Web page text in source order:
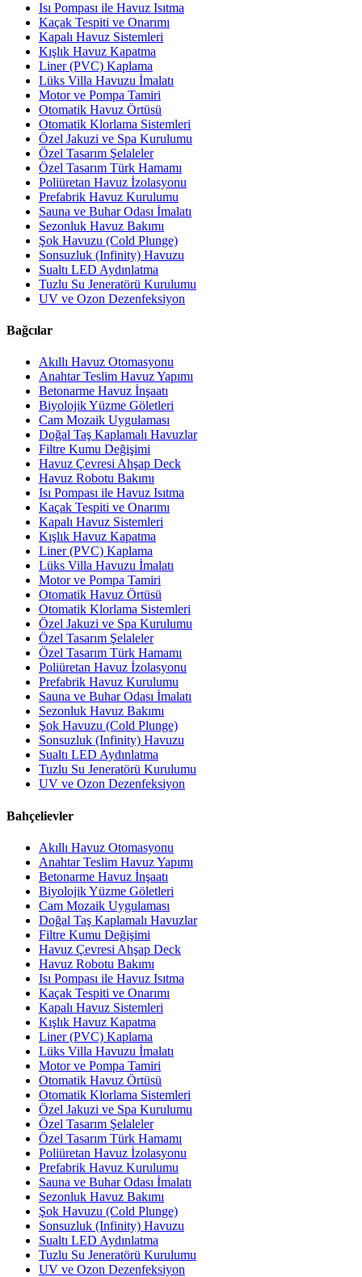
Isı Pompası ile Havuz Isıtma
Kaçak Tespiti ve Onarımı
Kapalı Havuz Sistemleri
Kışlık Havuz Kapatma
Liner (PVC) Kaplama
Lüks Villa Havuzu İmalatı
Motor ve Pompa Tamiri
Otomatik Havuz Örtüsü
Otomatik Klorlama Sistemleri
Özel Jakuzi ve Spa Kurulumu
Özel Tasarım Şelaleler
Özel Tasarım Türk Hamamı
Poliüretan Havuz İzolasyonu
Prefabrik Havuz Kurulumu
Sauna ve Buhar Odası İmalatı
Sezonluk Havuz Bakımı
Şok Havuzu (Cold Plunge)
Sonsuzluk (Infinity) Havuzu
Sualtı LED Aydınlatma
Tuzlu Su Jeneratörü Kurulumu
UV ve Ozon Dezenfeksiyon
Bağcılar
Akıllı Havuz Otomasyonu
Anahtar Teslim Havuz Yapımı
Betonarme Havuz İnşaatı
Biyolojik Yüzme Göletleri
Cam Mozaik Uygulaması
Doğal Taş Kaplamalı Havuzlar
Filtre Kumu Değişimi
Havuz Çevresi Ahşap Deck
Havuz Robotu Bakımı
Isı Pompası ile Havuz Isıtma
Kaçak Tespiti ve Onarımı
Kapalı Havuz Sistemleri
Kışlık Havuz Kapatma
Liner (PVC) Kaplama
Lüks Villa Havuzu İmalatı
Motor ve Pompa Tamiri
Otomatik Havuz Örtüsü
Otomatik Klorlama Sistemleri
Özel Jakuzi ve Spa Kurulumu
Özel Tasarım Şelaleler
Özel Tasarım Türk Hamamı
Poliüretan Havuz İzolasyonu
Prefabrik Havuz Kurulumu
Sauna ve Buhar Odası İmalatı
Sezonluk Havuz Bakımı
Şok Havuzu (Cold Plunge)
Sonsuzluk (Infinity) Havuzu
Sualtı LED Aydınlatma
Tuzlu Su Jeneratörü Kurulumu
UV ve Ozon Dezenfeksiyon
Bahçelievler
Akıllı Havuz Otomasyonu
Anahtar Teslim Havuz Yapımı
Betonarme Havuz İnşaatı
Biyolojik Yüzme Göletleri
Cam Mozaik Uygulaması
Doğal Taş Kaplamalı Havuzlar
Filtre Kumu Değişimi
Havuz Çevresi Ahşap Deck
Havuz Robotu Bakımı
Isı Pompası ile Havuz Isıtma
Kaçak Tespiti ve Onarımı
Kapalı Havuz Sistemleri
Kışlık Havuz Kapatma
Liner (PVC) Kaplama
Lüks Villa Havuzu İmalatı
Motor ve Pompa Tamiri
Otomatik Havuz Örtüsü
Otomatik Klorlama Sistemleri
Özel Jakuzi ve Spa Kurulumu
Özel Tasarım Şelaleler
Özel Tasarım Türk Hamamı
Poliüretan Havuz İzolasyonu
Prefabrik Havuz Kurulumu
Sauna ve Buhar Odası İmalatı
Sezonluk Havuz Bakımı
Şok Havuzu (Cold Plunge)
Sonsuzluk (Infinity) Havuzu
Sualtı LED Aydınlatma
Tuzlu Su Jeneratörü Kurulumu
UV ve Ozon Dezenfeksiyon